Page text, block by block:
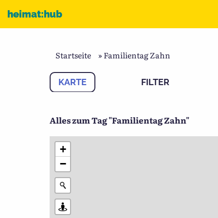
heimat:hub
Startseite » Familientag Zahn
KARTE FILTER
Alles zum Tag "Familientag Zahn"
+
−